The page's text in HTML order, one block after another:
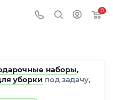
0
наборы,
уборки под задачу,